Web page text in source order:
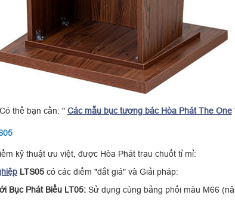
thể bạn cần: " Các mẫu bục tượng bác Hòa Phát The One
kỹ thuật ưu việt, được Hòa Phát trau chuốt tỉ mỉ:
LTS05 có các điểm "đắt giá" và Giải pháp:
Bục Phát Biểu LT05: Sử dụng cùng bảng phối màu M66